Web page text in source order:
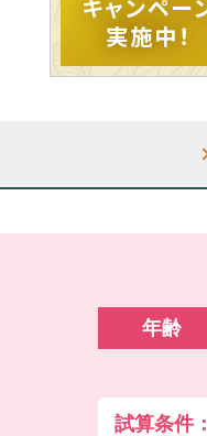
年齢
試算条件：